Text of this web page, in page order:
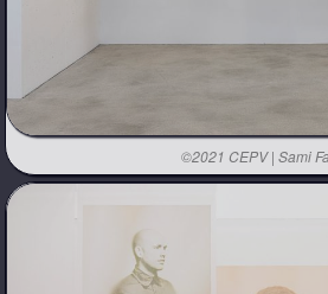
©2021 CEPV | Sami